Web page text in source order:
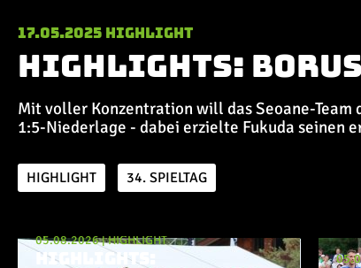
17.05.2025 Highlight
Highlights:
Mit voller Konzentration will das Seoane-
1:5-Niederlage - dabei erzielte Fukuda seinen
HIGHLIGHT 34. SPIELTAG
Aktuelle Playlist
05.08.2026|HIGHLIGHT
HIGHLIGHTS: